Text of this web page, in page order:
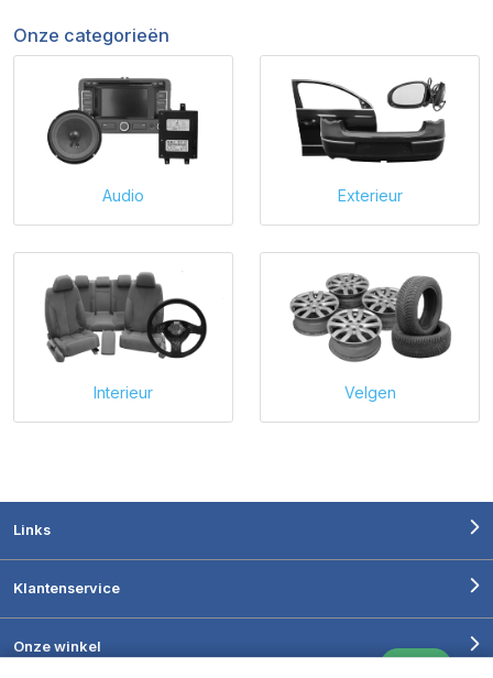
Onze categorieën
Audio Exterieur
Interieur Velgen
Links
Klantenservice
Onze winkel